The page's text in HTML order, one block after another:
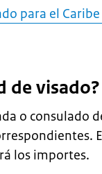
para el
de visado?
o consulado
los importes.